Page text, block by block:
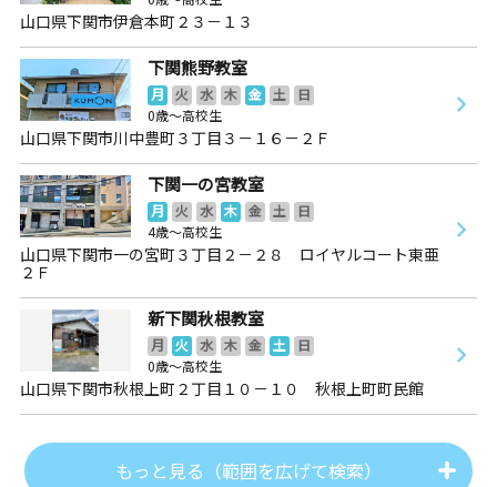
山口県下関市伊倉本町２３－１３
下関熊野教室
月 火 水 木 金 土
日
0歳～高校生
山口県下関市川中豊町３丁目３－１６－２Ｆ
下関一の宮教室
月 火 水 木 金 土
日
4歳～高校生
山口県下関市一の宮町３丁目２－２８ ロイヤルコート東亜
２Ｆ
新下関秋根教室
月 火 水 木 金 土
日
0歳～高校生
山口県下関市秋根上町２丁目１０－１０ 秋根上町町民館
もっと見る（範囲を広げて検索）